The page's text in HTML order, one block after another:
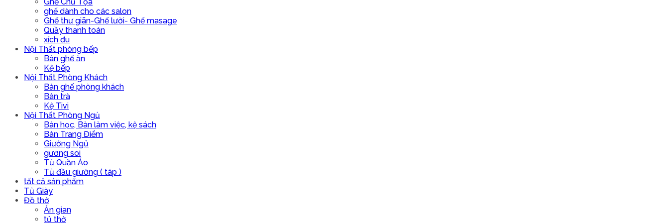
ghế dành cho các salon
Ghế thư giãn-Ghế lười- Ghế masage
Quầy thanh toán
xích đu
Nội Thất phòng bếp
Bàn ghế ăn
Kệ bếp
Nội Thất Phòng Khách
Bàn ghế phòng khách
Bàn trà
Kệ Tivi
Nội Thất Phòng Ngủ
Bàn học, Bàn làm việc, kệ sách
Bàn Trang Điểm
Giường Ngủ
gương soi
Tủ Quần Áo
Tủ đầu giường ( táp )
tất cả sản phẩm
Tủ Giày
Đồ thờ
Án gian
tủ thờ